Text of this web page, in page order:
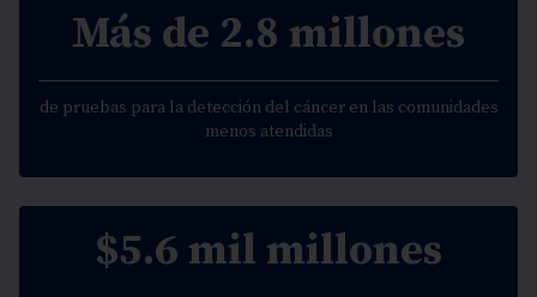
Más de 2.8 millones
de pruebas para la detección del cáncer en las comunidades
menos atendidas
$5.6 mil millones